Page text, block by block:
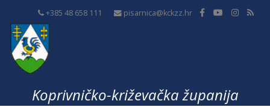
+385 48 658 111 pisarnica@kckzz.hr
Koprivničko-križevačka županija